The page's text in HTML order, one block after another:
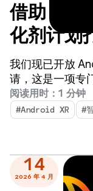
借助
化剂计划
技术 - 立
我们现已开放
请，这是一项专
发布的 Android
阅读用时：1 分钟
#Android XR #
14
2026 年 4 月